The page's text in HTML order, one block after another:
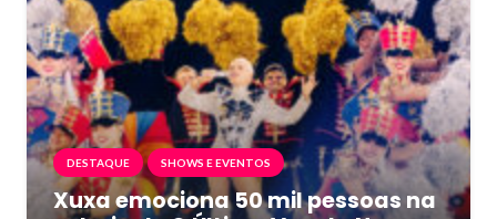
DESTAQUE SHOWS E EVENTOS
Xuxa emociona 50 mil pessoas na